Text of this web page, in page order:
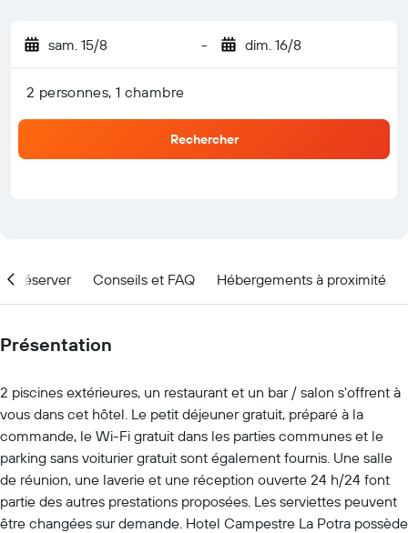
sam. 15/8 - dim. 16/8
2 personnes, 1 chambre
Rechercher
réserver Conseils et FAQ Hébergements à proximité
Présentation
2 piscines extérieures, un restaurant et un bar / salon s'offrent à
vous dans cet hôtel. Le petit déjeuner gratuit, préparé à la
commande, le Wi-Fi gratuit dans les parties communes et le
parking sans voiturier gratuit sont également fournis. Une salle
de réunion, une laverie et une réception ouverte 24 h/24 font
partie des autres prestations proposées. Les serviettes peuvent
être changées sur demande. Hotel Campestre La Potra possède